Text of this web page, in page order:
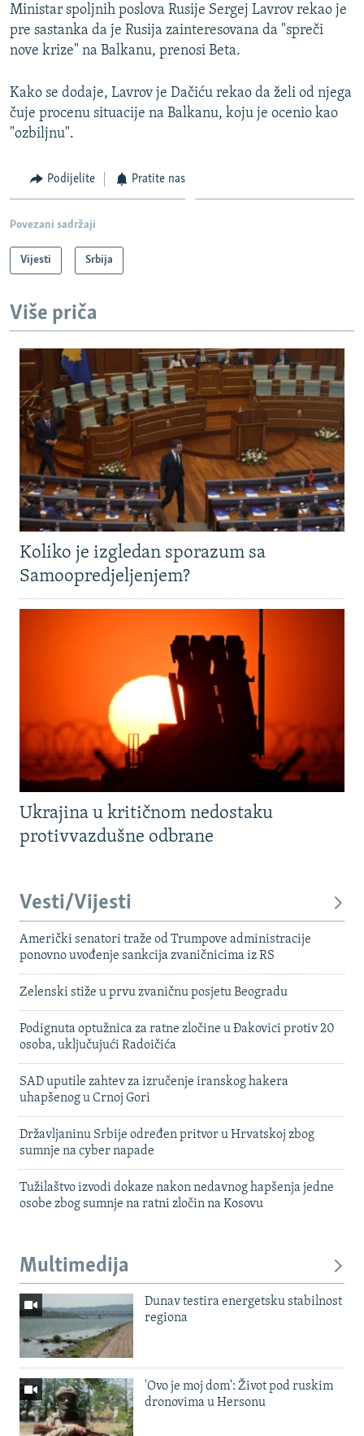
Ministar spoljnih poslova Rusije Sergej Lavrov rekao je
pre sastanka da je Rusija zainteresovana da "spreči
nove krize" na Balkanu, prenosi Beta.
Kako se dodaje, Lavrov je Dačiću rekao da želi od njega
čuje procenu situacije na Balkanu, koju je ocenio kao
"ozbiljnu".
Podijelite Pratite nas
Povezani sadržaji
Vijesti Srbija
Više priča
Koliko je izgledan sporazum sa
Samoopredjeljenjem?
Ukrajina u kritičnom nedostaku
protivvazdušne odbrane
Vesti/Vijesti
Američki senatori traže od Trumpove administracije
ponovno uvođenje sankcija zvaničnicima iz RS
Zelenski stiže u prvu zvaničnu posjetu Beogradu
Podignuta optužnica za ratne zločine u Đakovici protiv 20
osoba, uključujući Radoičića
SAD uputile zahtev za izručenje iranskog hakera
uhapšenog u Crnoj Gori
Državljaninu Srbije određen pritvor u Hrvatskoj zbog
sumnje na cyber napade
Tužilaštvo izvodi dokaze nakon nedavnog hapšenja jedne
osobe zbog sumnje na ratni zločin na Kosovu
Multimedija
Dunav testira energetsku stabilnost
regiona
'Ovo je moj dom': Život pod ruskim
dronovima u Hersonu